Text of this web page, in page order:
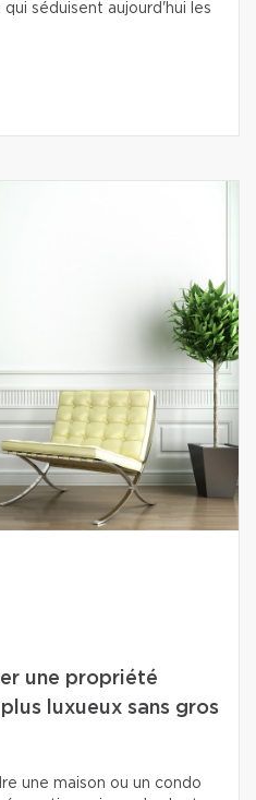
séduisent aujourd'hui les
une propriété
luxueux sans gros
une maison ou un condo